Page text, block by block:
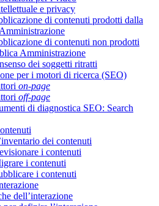
e privacy
di contenuti prodotti dalla
di contenuti non prodotti
Amministrazione
dei soggetti ritratti
per i motori di ricerca (SEO)
on-page
off-page
di diagnostica SEO: Search
dei contenuti
i contenuti
i contenuti
i contenuti
dell’interazione